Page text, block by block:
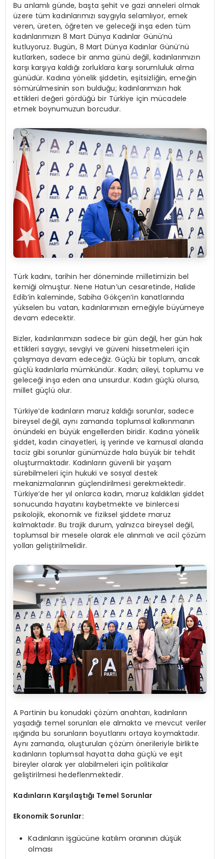
Bu anlamlı günde, başta şehit ve gazi anneleri olmak
üzere tüm kadınlarımızı saygıyla selamlıyor, emek
veren, üreten, öğreten ve geleceği inşa eden tüm
kadınlarımızın 8 Mart Dünya Kadınlar Günü’nü
kutluyoruz. Bugün, 8 Mart Dünya Kadınlar Günü’nü
kutlarken, sadece bir anma günü değil, kadınlarımızın
karşı karşıya kaldığı zorluklara karşı sorumluluk alma
günüdür. Kadına yönelik şiddetin, eşitsizliğin, emeğin
sömürülmesinin son bulduğu; kadınlarımızın hak
ettikleri değeri gördüğü bir Türkiye için mücadele
etmek boynumuzun borcudur.
Türk kadını, tarihin her döneminde milletimizin bel
kemiği olmuştur. Nene Hatun’un cesaretinde, Halide
Edib’in kaleminde, Sabiha Gökçen’in kanatlarında
yükselen bu vatan, kadınlarımızın emeğiyle büyümeye
devam edecektir.
Bizler, kadınlarımızın sadece bir gün değil, her gün hak
ettikleri saygıyı, sevgiyi ve güveni hissetmeleri için
çalışmaya devam edeceğiz. Güçlü bir toplum, ancak
güçlü kadınlarla mümkündür. Kadın; aileyi, toplumu ve
geleceği inşa eden ana unsurdur. Kadın güçlü olursa,
millet güçlü olur.
Türkiye’de kadınların maruz kaldığı sorunlar, sadece
bireysel değil, aynı zamanda toplumsal kalkınmanın
önündeki en büyük engellerden biridir. Kadına yönelik
şiddet, kadın cinayetleri, iş yerinde ve kamusal alanda
taciz gibi sorunlar günümüzde hala büyük bir tehdit
oluşturmaktadır. Kadınların güvenli bir yaşam
sürebilmeleri için hukuki ve sosyal destek
mekanizmalarının güçlendirilmesi gerekmektedir.
Türkiye’de her yıl onlarca kadın, maruz kaldıkları şiddet
sonucunda hayatını kaybetmekte ve binlercesi
psikolojik, ekonomik ve fiziksel şiddete maruz
kalmaktadır. Bu trajik durum, yalnızca bireysel değil,
toplumsal bir mesele olarak ele alınmalı ve acil çözüm
yolları geliştirilmelidir.
A Partinin bu konudaki çözüm anahtarı, kadınların
yaşadığı temel sorunları ele almakta ve mevcut veriler
ışığında bu sorunların boyutlarını ortaya koymaktadır.
Aynı zamanda, oluşturulan çözüm önerileriyle birlikte
kadınların toplumsal hayatta daha güçlü ve eşit
bireyler olarak yer alabilmeleri için politikalar
geliştirilmesi hedeflenmektedir.
Kadınların Karşılaştığı Temel Sorunlar
Ekonomik Sorunlar:
Kadınların işgücüne katılım oranının düşük
olması